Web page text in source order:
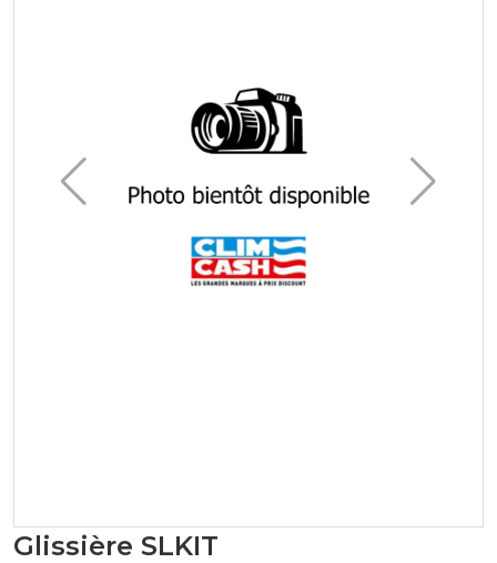
Glissière SLKIT